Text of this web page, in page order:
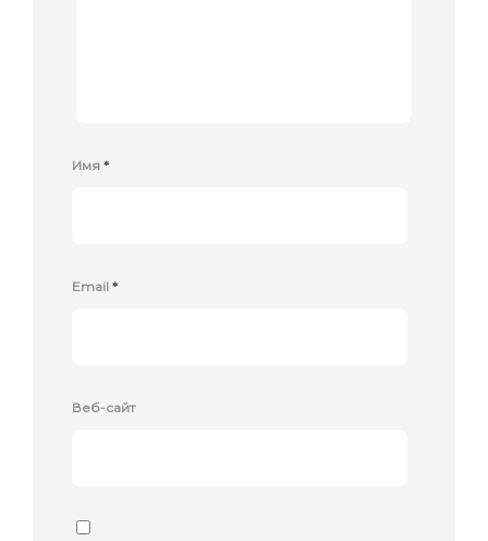
Имя *
Email *
Веб-сайт